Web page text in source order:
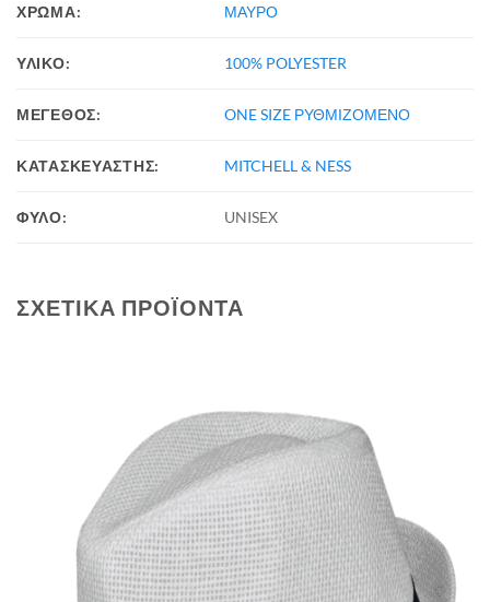
ΧΡΩΜΑ: ΜΑΥΡΟ
ΥΛΙΚΟ: 100% POLYESTER
ΜΕΓΕΘΟΣ: ONE SIZE ΡΥΘΜΙΖΟΜΕΝΟ
ΚΑΤΑΣΚΕΥΑΣΤΗΣ: MITCHELL & NESS
ΦΥΛΟ: UNISEX
ΣΧΕΤΙΚΆ ΠΡΟΪΌΝΤΑ